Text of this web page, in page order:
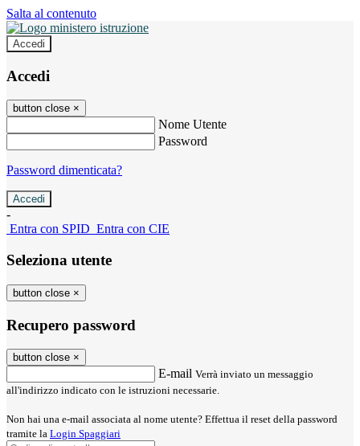
Salta al contenuto
Accedi
Accedi
button close ×
Nome Utente
Password
Password dimenticata?
-
Entra con SPID Entra con CIE
Seleziona utente
button close ×
Recupero password
button close ×
E-mail Verrà inviato un messaggio
all'indirizzo indicato con le istruzioni necessarie.
Non hai una e-mail associata al nome utente? Effettua il reset della password
tramite la Login Spaggiari